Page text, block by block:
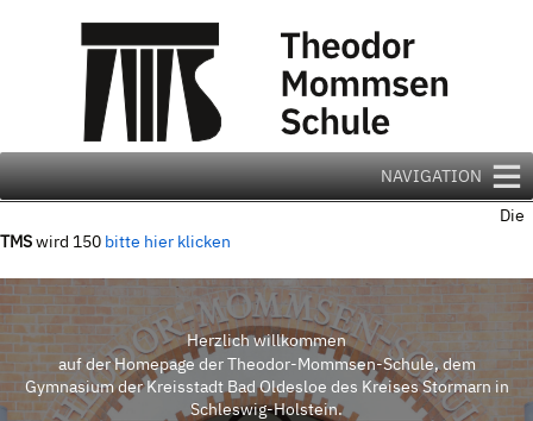
NAVIGATION
Die
TMSwird 150 bitte hier klicken
Herzlich willkommen
auf der Homepage der Theodor-Mommsen-Schule, dem
Gymnasium der Kreisstadt Bad Oldesloe des Kreises Stormarn in
Schleswig-Holstein.